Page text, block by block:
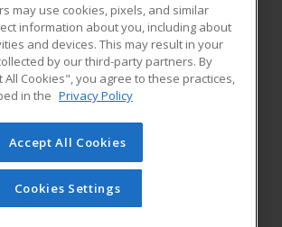
ADDITIONAL RESOURCES
Student Blog
a division of Cengage Learning. All rights
on this site cannot be reproduced or
unless you have obtained prior written
from Cengage Learning.Privacy Policy
may use cookies, pixels, and similar
information about you, including about
and devices. This may result in your
by our third-party partners. By
All Cookies", you agree to these practices,
in the Privacy Policy
Accept All Cookies
Cookies Settings